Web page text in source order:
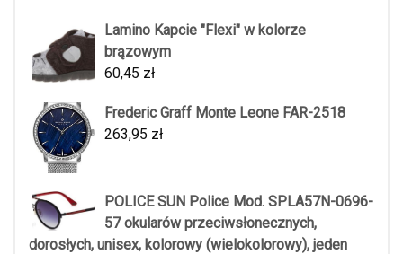
Lamino Kapcie "Flexi" w kolorze
brązowym
60,45 zł
Frederic Graff Monte Leone FAR-2518
263,95 zł
POLICE SUN Police Mod. SPLA57N-0696-
57 okularów przeciwsłonecznych,
dorosłych, unisex, kolorowy (wielokolorowy), jeden